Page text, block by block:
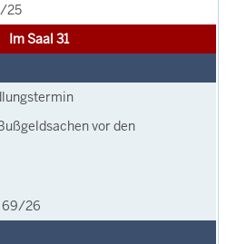
25
Im Saal 31
vor den
69/26